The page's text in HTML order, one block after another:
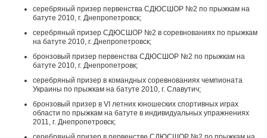
серебряный призер первенства СДЮСШОР №2 по прыжкам на
батуте 2010, г. Днепропетровск;
серебряный призер СДЮСШОР №2 в соревнованиях по прыжкам
на батуте 2010, г. Днепропетровск;
бронзовый призер первенства СДЮСШОР №2 по прыжкам на
батуте 2010, г. Днепропетровк;
серебряный призер в командных соревнованиях чемпионата
Украины по прыжкам на батуте 2010, г. Славутич;
бронзовый призер в VI летних юношеских спортивных играх
области по прыжкам на батуте в индивидуальных упражнениях
2011, г. Днепропетровск;